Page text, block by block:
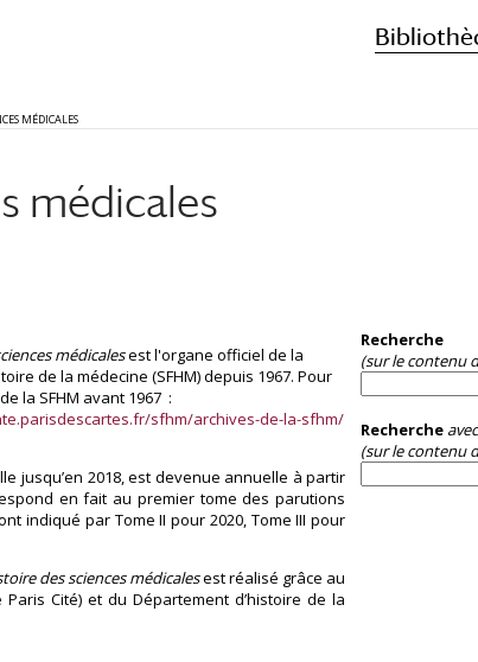
MÉDICALES
médicales
médicalesest l'organe officiel de la
de la médecine (SFHM) depuis 1967. Pour
la SFHM avant 1967 :
sfhm/archives-de-la-sfhm/
jusqu’en 2018, est devenue annuelle à partir
en fait au premier tome des parutions
indiqué par Tome II pour 2020, Tome III pour
des sciences médicalesest réalisé grâce au
Cité) et du Département d’histoire de la
Recherche
(sur le contenu
Recherche
(sur le contenu